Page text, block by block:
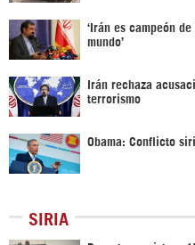
‘Irán es campeón
mundo’
Irán rechaza
terrorismo
Obama: Conflicto
SIRIA